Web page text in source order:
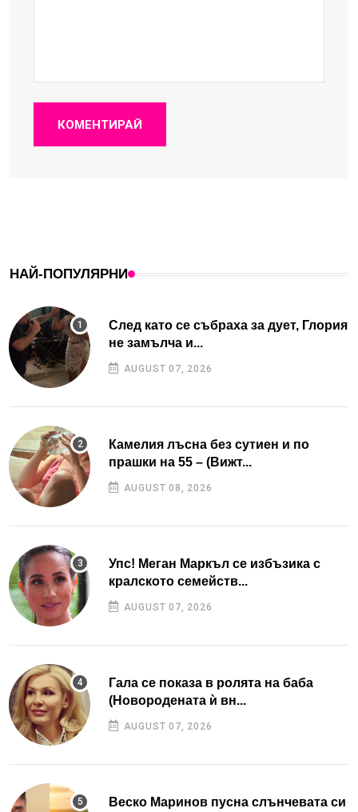
КОМЕНТИРАЙ
НАЙ-ПОПУЛЯРНИ
След като се събраха за дует, Глория
не замълча и...
AUGUST 07, 2026
Камелия лъсна без сутиен и по
прашки на 55 – (Вижт...
AUGUST 08, 2026
Упс! Меган Маркъл се избъзика с
кралското семейств...
AUGUST 07, 2026
Гала се показа в ролята на баба
(Новородената ѝ вн...
AUGUST 07, 2026
Веско Маринов пусна слънчевата си